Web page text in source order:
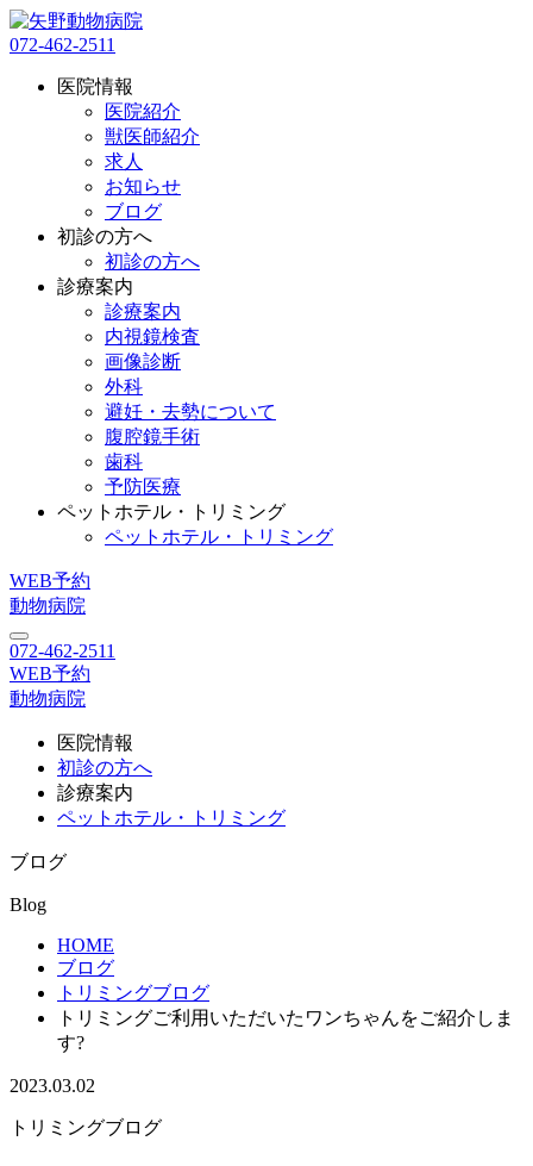
072-462-2511
医院情報
医院紹介
獣医師紹介
求人
お知らせ
ブログ
初診の方へ
初診の方へ
診療案内
診療案内
内視鏡検査
画像診断
外科
避妊・去勢について
腹腔鏡手術
歯科
予防医療
ペットホテル・トリミング
ペットホテル・トリミング
WEB予約
動物病院
072-462-2511
WEB予約
動物病院
医院情報
初診の方へ
診療案内
ペットホテル・トリミング
ブログ
Blog
HOME
ブログ
トリミングブログ
トリミングご利用いただいたワンちゃんをご紹介しま
す?
2023.03.02
トリミングブログ